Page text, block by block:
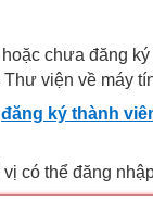
chưa đăng
viện về máy
đăng ký thành
có thể đăng